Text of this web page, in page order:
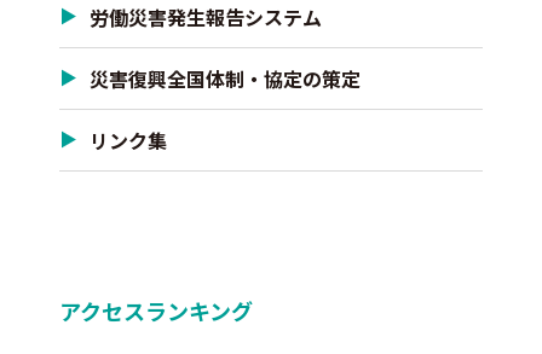
労働災害発生報告システム
災害復興全国体制・協定の策定
リンク集
アクセスランキング